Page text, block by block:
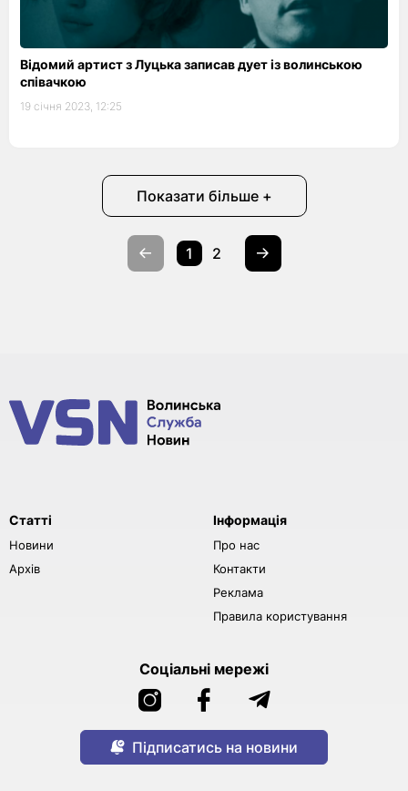
Відомий артист з Луцька записав дует із волинською
співачкою
19 січня 2023, 12:25
Показати більше +
1 2
Статті
Новини
Архів
Інформація
Про нас
Контакти
Реклама
Правила користування
Соціальні мережі
Підписатись на новини